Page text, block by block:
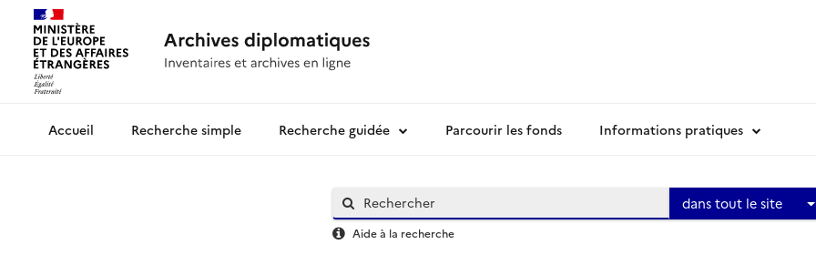
Archives diplomatiquesRecherche simple Recherche guidée Parcourir les fonds Informations pratiques
dans tout le site
Aide à la recherche